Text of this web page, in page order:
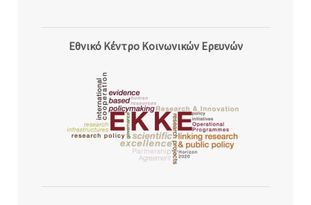
Εθνικό Κέντρο Κοινωνικών Ερευνών